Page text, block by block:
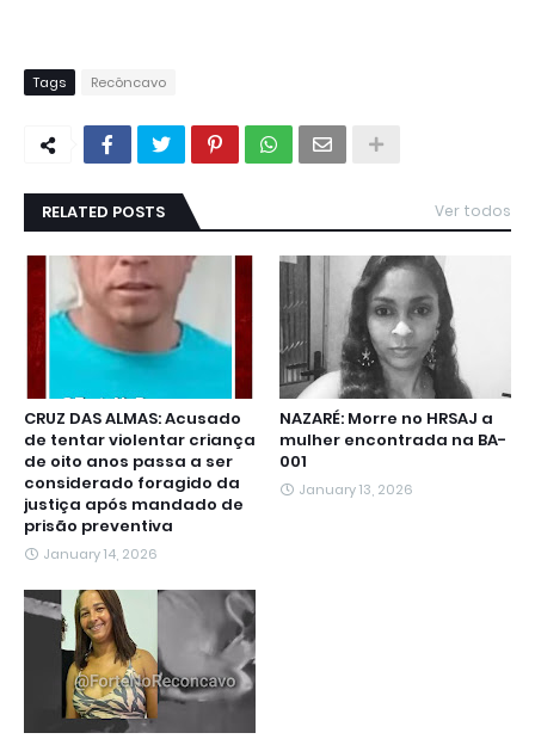
Tags Recôncavo
RELATED POSTS Ver todos
CRUZ DAS ALMAS: Acusado
de tentar violentar criança
de oito anos passa a ser
considerado foragido da
justiça após mandado de
prisão preventiva
January 14, 2026
NAZARÉ: Morre no HRSAJ a
mulher encontrada na BA-
001
January 13, 2026